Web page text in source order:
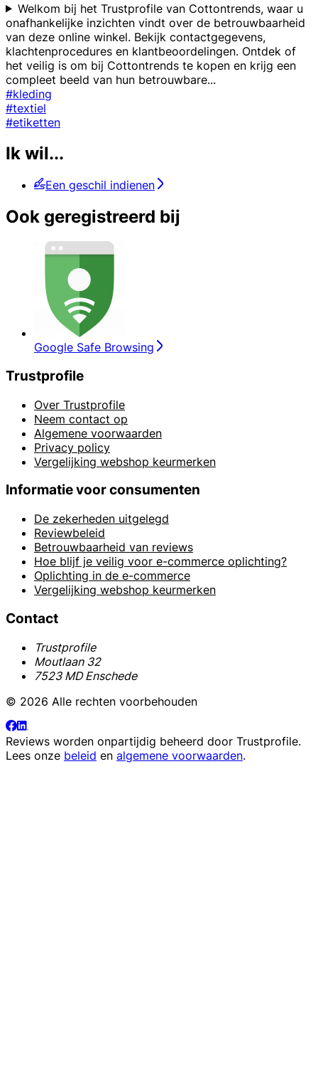
Welkom bij het Trustprofile van Cottontrends, waar u
onafhankelijke inzichten vindt over de betrouwbaarheid
van deze online winkel. Bekijk contactgegevens,
klachtenprocedures en klantbeoordelingen. Ontdek of
het veilig is om bij Cottontrends te kopen en krijg een
compleet beeld van hun betrouwbare...
#kleding
#textiel
#etiketten
Ik wil...
Een geschil indienen
Ook geregistreerd bij
Google Safe Browsing
Trustprofile
Over Trustprofile
Neem contact op
Algemene voorwaarden
Privacy policy
Vergelijking webshop keurmerken
Informatie voor consumenten
De zekerheden uitgelegd
Reviewbeleid
Betrouwbaarheid van reviews
Hoe blijf je veilig voor e-commerce oplichting?
Oplichting in de e-commerce
Vergelijking webshop keurmerken
Contact
Trustprofile
Moutlaan 32
7523 MD Enschede
© 2026 Alle rechten voorbehouden
Reviews worden onpartijdig beheerd door Trustprofile.
Lees onze beleid en algemene voorwaarden.